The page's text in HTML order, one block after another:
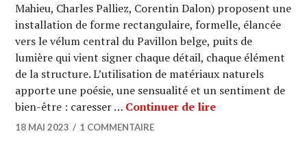
Mahieu, Charles Palliez, Corentin Dalon) proposent une
installation de forme rectangulaire, formelle, élancée
vers le vélum central du Pavillon belge, puits de
lumière qui vient signer chaque détail, chaque élément
de la structure. L’utilisation de matériaux naturels
apporte une poésie, une sensualité et un sentiment de
bien-être : caresser … Continuer de lireBIENNALE DI
18 MAI 2023 1 COMMENTAIRE